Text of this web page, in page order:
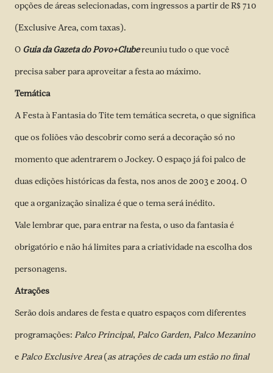
opções de áreas selecionadas, com ingressos a partir de R$ 710
(Exclusive Area, com taxas).
O Guia da Gazeta do Povo+Clubereuniu tudo o que você
precisa saber para aproveitar a festa ao máximo.
Temática
A Festa à Fantasia do Tite tem temática secreta, o que significa
que os foliões vão descobrir como será a decoração só no
momento que adentrarem o Jockey. O espaço já foi palco de
duas edições históricas da festa, nos anos de 2003 e 2004. O
que a organização sinaliza é que o tema será inédito.
Vale lembrar que, para entrar na festa, o uso da fantasia é
obrigatório e não há limites para a criatividade na escolha dos
personagens.
Atrações
Serão dois andares de festa e quatro espaços com diferentes
programações: Palco Principal, Palco Garden, Palco Mezanino
ePalco Exclusive Area(as atrações de cada um estão no final